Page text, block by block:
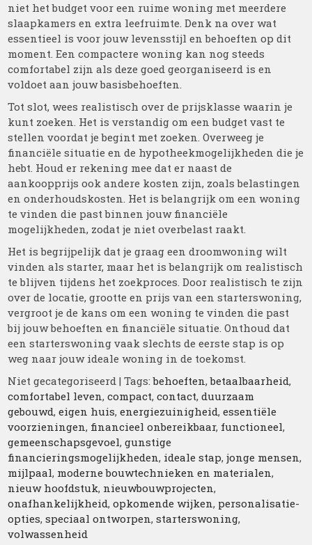
niet het budget voor een ruime woning met meerdere
slaapkamers en extra leefruimte. Denk na over wat
essentieel is voor jouw levensstijl en behoeften op dit
moment. Een compactere woning kan nog steeds
comfortabel zijn als deze goed georganiseerd is en
voldoet aan jouw basisbehoeften.
Tot slot, wees realistisch over de prijsklasse waarin je
kunt zoeken. Het is verstandig om een budget vast te
stellen voordat je begint met zoeken. Overweeg je
financiële situatie en de hypotheekmogelijkheden die je
hebt. Houd er rekening mee dat er naast de
aankoopprijs ook andere kosten zijn, zoals belastingen
en onderhoudskosten. Het is belangrijk om een woning
te vinden die past binnen jouw financiële
mogelijkheden, zodat je niet overbelast raakt.
Het is begrijpelijk dat je graag een droomwoning wilt
vinden als starter, maar het is belangrijk om realistisch
te blijven tijdens het zoekproces. Door realistisch te zijn
over de locatie, grootte en prijs van een starterswoning,
vergroot je de kans om een woning te vinden die past
bij jouw behoeften en financiële situatie. Onthoud dat
een starterswoning vaak slechts de eerste stap is op
weg naar jouw ideale woning in de toekomst.
Niet gecategoriseerd | Tags:behoeften,betaalbaarheid,
comfortabel leven,compact,contact,duurzaam
gebouwd,eigen huis,energiezuinigheid,essentiële
voorzieningen, financieel onbereikbaar, functioneel,
gemeenschapsgevoel,gunstige
financieringsmogelijkheden, ideale stap,jonge mensen,
mijlpaal, moderne bouwtechnieken en materialen,
nieuw hoofdstuk, nieuwbouwprojecten,
onafhankelijkheid,opkomende wijken, personalisatie-
opties,speciaal ontworpen,starterswoning,
volwassenheid